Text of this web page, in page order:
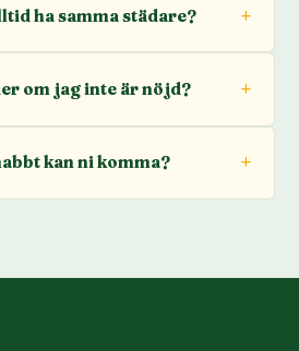
ha samma städare?
om jag inte är nöjd?
kan ni komma?